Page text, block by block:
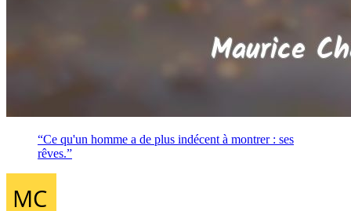
“Ce qu'un homme a de plus indécent à montrer : ses
rêves.”